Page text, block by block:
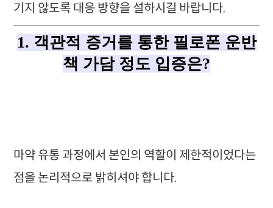
기지 않도록 대응 방향을 설하시길 바랍니다.
1. 객관적 증거를 통한 필로폰 운반
책 가담 정도 입증은?
마약 유통 과정에서 본인의 역할이 제한적이었다는
점을 논리적으로 밝히셔야 합니다.